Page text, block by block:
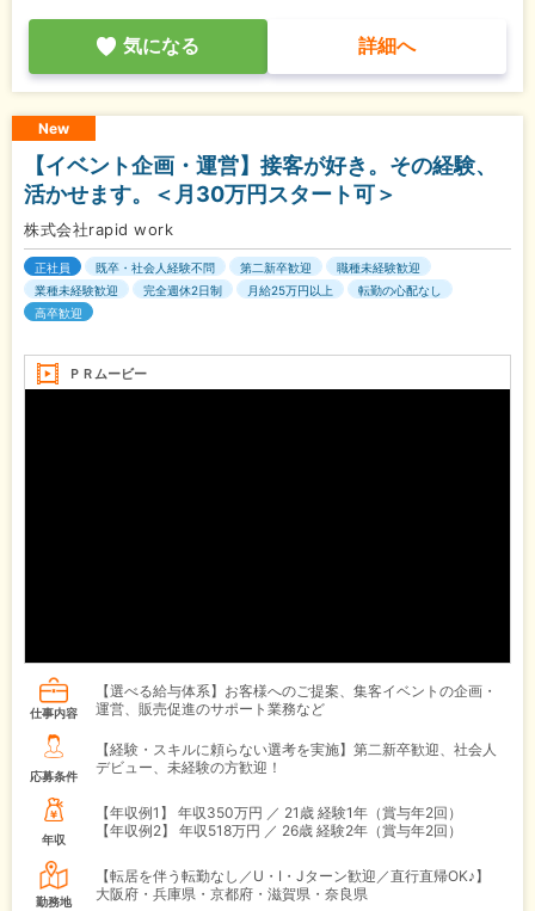
気になる 詳細へ
New
【イベント企画・運営】接客が好き。その経験、
活かせます。＜月30万円スタート可＞
株式会社rapid work
正社員 既卒・社会人経験不問 第二新卒歓迎
職種未経験歓迎
業種未経験歓迎
完全週休2日制 月給25万円以上
転勤の心配なし
高卒歓迎
ＰＲムービー
仕事内容
【選べる給与体系】お客様へのご提案、集客イベントの企画・
運営、販売促進のサポート業務など
応募条件
【経験・スキルに頼らない選考を実施】第二新卒歓迎、社会人
デビュー、未経験の方歓迎！
年収
【年収例1】
年収350万円 ／ 21歳 経験1年（賞与年2回）
【年収例2】
年収518万円 ／ 26歳 経験2年（賞与年2回）
勤務地
【転居を伴う転勤なし／U・I・Jターン歓迎／直行直帰OK♪】
大阪府・兵庫県・京都府・滋賀県・奈良県